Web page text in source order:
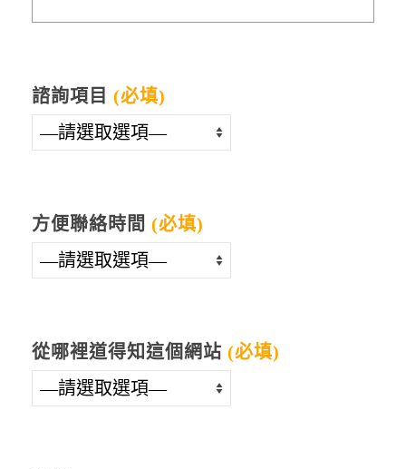
諮詢項目 (必填)
方便聯絡時間 (必填)
從哪裡道得知這個網站 (必填)